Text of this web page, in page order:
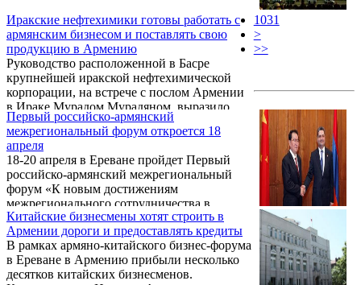
Иракские нефтехимики готовы работать с
армянским бизнесом и поставлять свою
продукцию в Армению
Руководство расположенной в Басре
крупнейшей иракской нефтехимической
корпорации, на встрече с послом Армении
в Ираке Мурадом Мурадяном, выразило
готовность сотрудничать с армянскими
предпринимателями и поставлять свою
продукцию в Армению, сообщает пресс-
служба МИД.
Первый российско-армянский
межрегиональный форум откроется 18
апреля
18-20 апреля в Ереване пройдет Первый
российско-армянский межрегиональный
форум «К новым достижениям
межрегионального сотрудничества в
российско-армянских союзнических
отношениях», организованный
Россотрудничеством и Фондом развития
«Институт Евразийских исследований» при
поддержке Администрации Президента
Китайские бизнесмены хотят строить в
Армении дороги и предоставлять кредиты
В рамках армяно-китайского бизнес-форума
в Ереване в Армению прибыли несколько
десятков китайских бизнесменов.
1031
>
>>